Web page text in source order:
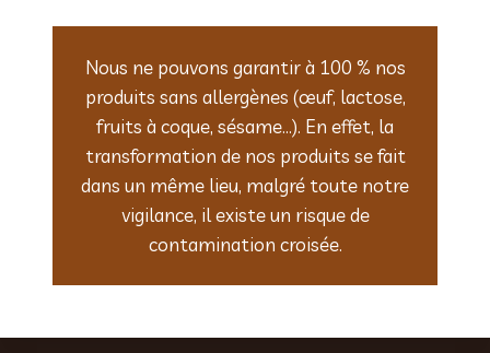
Nous ne pouvons garantir à 100 % nos
produits sans allergènes (œuf, lactose,
fruits à coque, sésame…). En effet, la
transformation de nos produits se fait
dans un même lieu, malgré toute notre
vigilance, il existe un risque de
contamination croisée.